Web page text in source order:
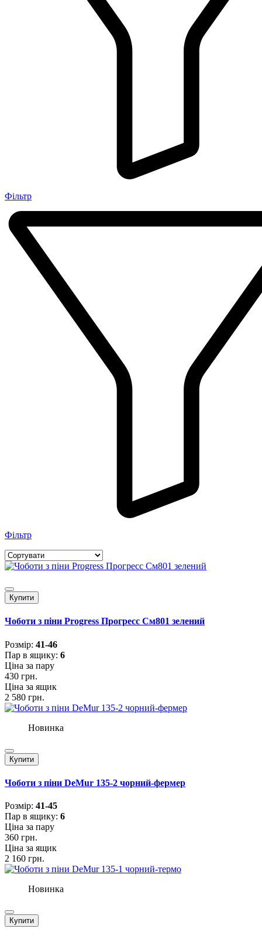
Фільтр
Фільтр
Купити
Чоботи з піни Progress Прогресс См801 зелений
Розмiр: 41-46
Пар в ящику: 6
Ціна за пару
430 грн.
Ціна за ящик
2 580 грн.
Новинка
Купити
Чоботи з піни DeMur 135-2 чорний-фермер
Розмiр: 41-45
Пар в ящику: 6
Ціна за пару
360 грн.
Ціна за ящик
2 160 грн.
Новинка
Купити